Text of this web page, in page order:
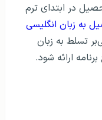
در ابتدای ترم
به زبان انگلیسی
تسلط به زبان